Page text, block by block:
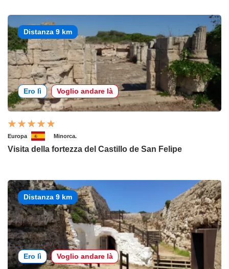
Distanza 9 km
Ero lì Voglio andare là
Europa Minorca.
Visita della fortezza del Castillo de San Felipe
Distanza 9 km
Ero lì Voglio andare là